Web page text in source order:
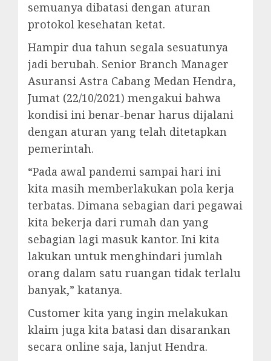
semuanya dibatasi dengan aturan
protokol kesehatan ketat.
Hampir dua tahun segala sesuatunya
jadi berubah. Senior Branch Manager
Asuransi Astra Cabang Medan Hendra,
Jumat (22/10/2021) mengakui bahwa
kondisi ini benar-benar harus dijalani
dengan aturan yang telah ditetapkan
pemerintah.
“Pada awal pandemi sampai hari ini
kita masih memberlakukan pola kerja
terbatas. Dimana sebagian dari pegawai
kita bekerja dari rumah dan yang
sebagian lagi masuk kantor. Ini kita
lakukan untuk menghindari jumlah
orang dalam satu ruangan tidak terlalu
banyak,” katanya.
Customer kita yang ingin melakukan
klaim juga kita batasi dan disarankan
secara online saja, lanjut Hendra.